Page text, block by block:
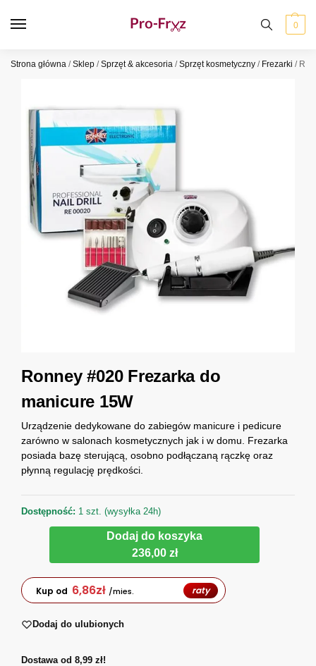
0
Strona główna /Sklep /Sprzęt & akcesoria /Sprzęt kosmetyczny / Frezarki /
Ronney #020 Frezarka do
manicure 15W
Urządzenie dedykowane do zabiegów manicure i pedicure
zarówno w salonach kosmetycznych jak i w domu. Frezarka
posiada bazę sterującą, osobno podłączaną rączkę oraz
płynną regulację prędkości.
Dostępność: 1 szt. (wysyłka 24h)
Dodaj do koszyka
236,00 zł
Kup od 6,86zł /mies. raty
Dodaj do ulubionych
Dostawa od 8,99 zł!